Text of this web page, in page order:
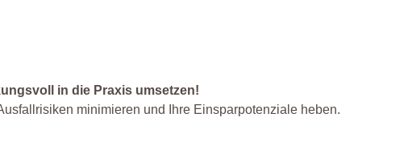
in die Praxis umsetzen!
minimieren und Ihre Einsparpotenziale heben.